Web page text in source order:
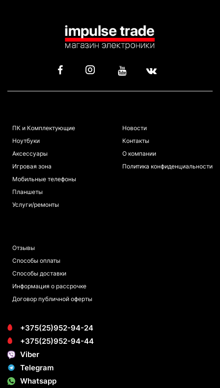
ПК и Комплектующие
Ноутбуки
Аксессуары
Игровая зона
Мобильные телефоны
Планшеты
Услуги/ремонты
Новости
Контакты
О компании
Политика конфиденциальности
Отзывы
Способы оплаты
Способы доставки
Информация о рассрочке
Договор публичной оферты
+375(25)952-94-24
+375(25)952-94-44
Viber
Telegram
Whatsapp